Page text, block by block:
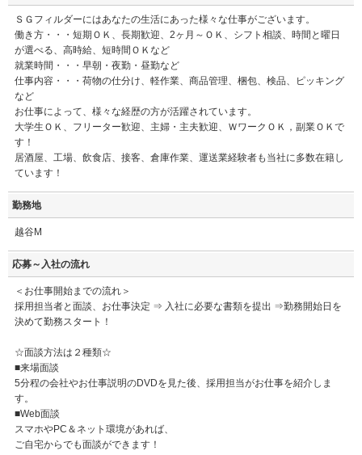
ＳＧフィルダーにはあなたの生活にあった様々な仕事がございます。
働き方・・・短期ＯＫ、長期歓迎、2ヶ月～ＯＫ、シフト相談、時間と曜日
が選べる、高時給、短時間ＯＫなど
就業時間・・・早朝・夜勤・昼勤など
仕事内容・・・荷物の仕分け、軽作業、商品管理、梱包、検品、ピッキング
など
お仕事によって、様々な経歴の方が活躍されています。
大学生ＯＫ、フリーター歓迎、主婦・主夫歓迎、ＷワークＯＫ，副業ＯＫで
す！
居酒屋、工場、飲食店、接客、倉庫作業、運送業経験者も当社に多数在籍し
ています！
勤務地
越谷M
応募～入社の流れ
＜お仕事開始までの流れ＞
採用担当者と面談、お仕事決定 ⇒ 入社に必要な書類を提出 ⇒勤務開始日を
決めて勤務スタート！
☆面談方法は２種類☆
■来場面談
5分程の会社やお仕事説明のDVDを見た後、採用担当がお仕事を紹介しま
す。
■Web面談
スマホやPC＆ネット環境があれば、
ご自宅からでも面談ができます！